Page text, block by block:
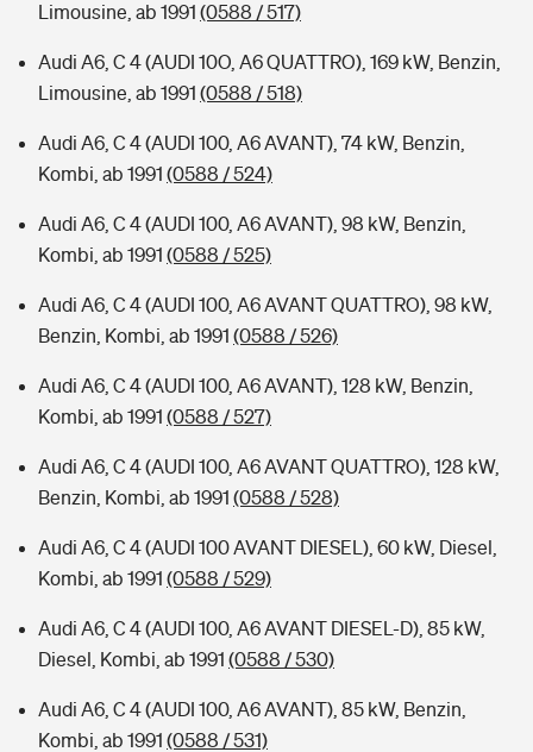
Limousine, ab 1991 (0588 / 517)
Audi A6, C 4 (AUDI 10O, A6 QUATTRO), 169 kW, Benzin,
Limousine, ab 1991 (0588 / 518)
Audi A6, C 4 (AUDI 100, A6 AVANT), 74 kW, Benzin,
Kombi, ab 1991 (0588 / 524)
Audi A6, C 4 (AUDI 100, A6 AVANT), 98 kW, Benzin,
Kombi, ab 1991 (0588 / 525)
Audi A6, C 4 (AUDI 100, A6 AVANT QUATTRO), 98 kW,
Benzin, Kombi, ab 1991 (0588 / 526)
Audi A6, C 4 (AUDI 100, A6 AVANT), 128 kW, Benzin,
Kombi, ab 1991 (0588 / 527)
Audi A6, C 4 (AUDI 100, A6 AVANT QUATTRO), 128 kW,
Benzin, Kombi, ab 1991 (0588 / 528)
Audi A6, C 4 (AUDI 100 AVANT DIESEL), 60 kW, Diesel,
Kombi, ab 1991 (0588 / 529)
Audi A6, C 4 (AUDI 100, A6 AVANT DIESEL-D), 85 kW,
Diesel, Kombi, ab 1991 (0588 / 530)
Audi A6, C 4 (AUDI 100, A6 AVANT), 85 kW, Benzin,
Kombi, ab 1991 (0588 / 531)